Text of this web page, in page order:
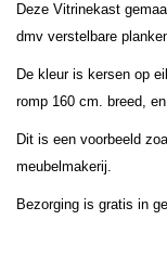
Deze Vitrinekast
dmv verstelbare
De kleur is kersen op
romp 160 cm. breed,
Dit is een voorbeeld
meubelmakerij.
Bezorging is gratis in